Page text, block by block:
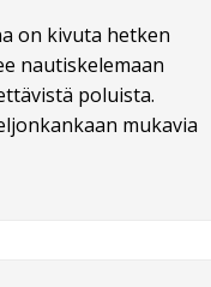
on kivuta hetken
nautiskelemaan
poluista.
mukavia